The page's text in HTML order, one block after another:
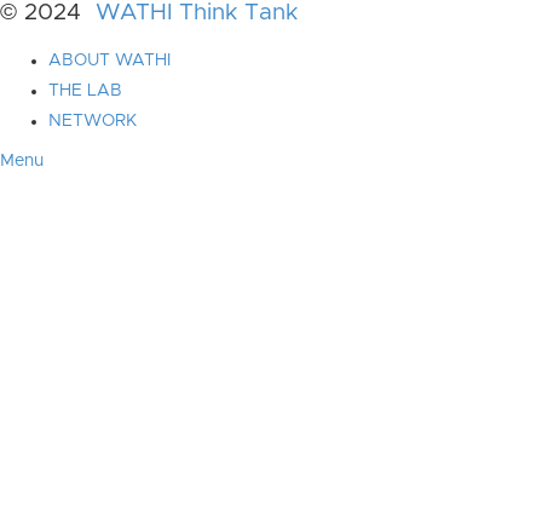
© 2024 WATHI Think Tank
ABOUT WATHI
THE LAB
NETWORK
Menu